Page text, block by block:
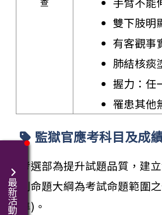
雙下肢明
有客觀事
肺結核痰
握力：任
罹患其他
監獄官應考科目及成
考選部為提升試題品質，
列命題大綱為考試命題範
準)。
最新活動